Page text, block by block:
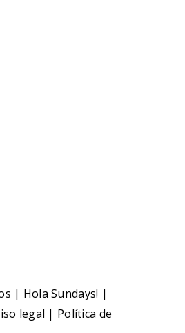
| Hola Sundays! |
legal | Política de